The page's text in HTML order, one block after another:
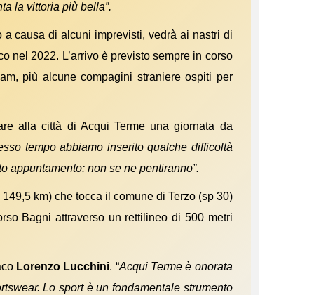
la vittoria più bella”.
causa di alcuni imprevisti, vedrà ai nastri di
nel 2022. L’arrivo è previsto sempre in corso
più alcune compagini straniere ospiti per
alla città di Acqui Terme una giornata da
tempo abbiamo inserito qualche difficoltà
appuntamento: non se ne pentiranno”.
km) che tocca il comune di Terzo (sp 30)
Bagni attraverso un rettilineo di 500 metri
Lorenzo Lucchini. “Acqui Terme è onorata
Lo sport è un fondamentale strumento